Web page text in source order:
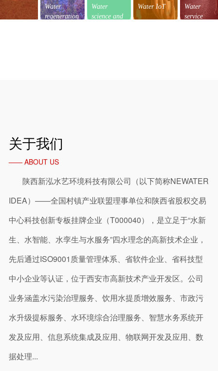
Water
regeneration
Water
science and
Water IoT
Water
service
关于我们
—— ABOUT US
陕西新泓水艺环境科技有限公司（以下简称NEWATER
IDEA）——全国村镇产业联盟理事单位和陕西省股权交易
中心科技创新专板挂牌企业（T000040），是立足于“水新
生、水智能、水孪生与水服务”四水理念的高新技术企业，
先后通过ISO9001质量管理体系、省软件企业、省科技型
中小企业等认证，位于西安市高新技术产业开发区。公司
业务涵盖水污染治理服务、饮用水提质增效服务、市政污
水升级提标服务、水环境综合治理服务、智慧水务系统开
发及应用、信息系统集成及应用、物联网开发及应用、数
据处理...